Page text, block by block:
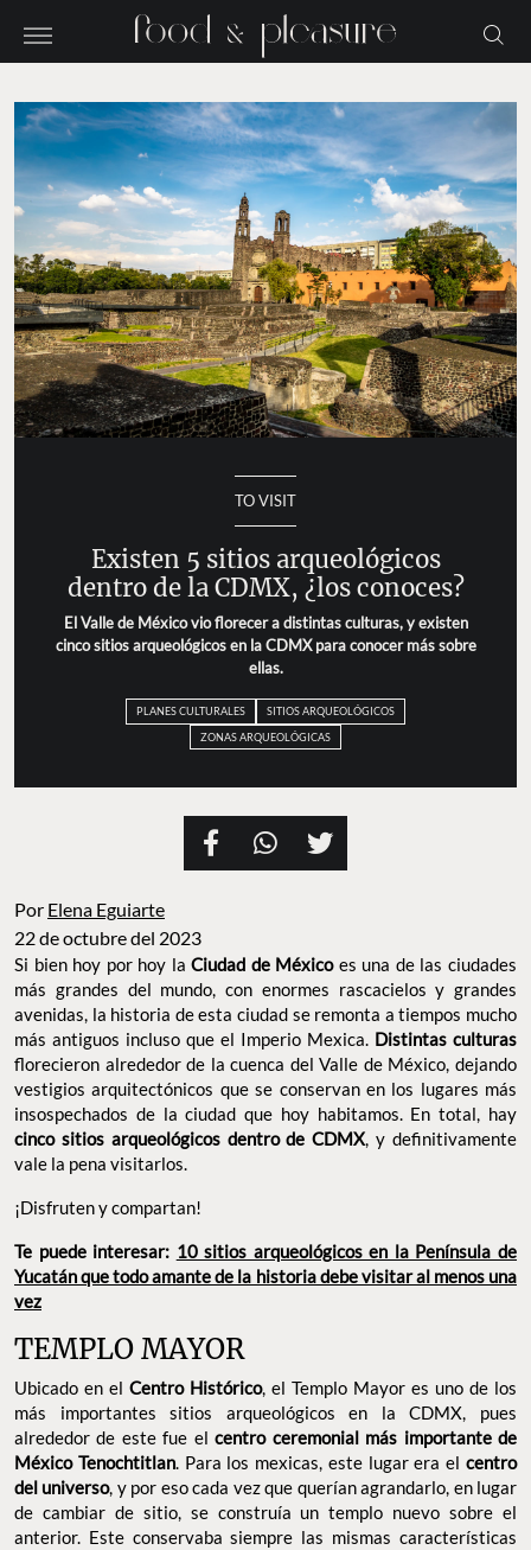
TO VISIT
Existen 5 sitios arqueológicos
dentro de la CDMX, ¿los conoces?
El Valle de México vio florecer a distintas culturas, y existen
cinco sitios arqueológicos en la CDMX para conocer más sobre
ellas.
PLANES CULTURALES
SITIOS ARQUEOLÓGICOS
ZONAS ARQUEOLÓGICAS
Por Elena Eguiarte
22 de octubre del 2023
Si bien hoy por hoy laCiudad de Méxicoes una de las ciudades
más grandes del mundo, con enormes rascacielos y grandes
avenidas, la historia de esta ciudad se remonta a tiempos mucho
más antiguos incluso que el Imperio Mexica. Distintas culturas
florecieron alrededor de la cuenca del Valle de México, dejando
vestigios arquitectónicos que se conservan en los lugares más
insospechados de la ciudad que hoy habitamos. En total, hay
cinco sitios arqueológicos dentro de CDMX, y definitivamente
vale la pena visitarlos.
¡Disfruten y compartan!
Te puede interesar: 10 sitios arqueológicos en la Península de
Yucatán que todo amante de la historia debe visitar al menos una
vez
TEMPLO MAYOR
Ubicado en el Centro Histórico, el Templo Mayor es uno de los
más importantes sitios arqueológicos en la CDMX, pues
alrededor de este fue el centro ceremonial más importante de
México Tenochtitlan. Para los mexicas, este lugar era elcentro
del universo, y por eso cada vez que querían agrandarlo, en lugar
de cambiar de sitio, se construía un templo nuevo sobre el
anterior. Este conservaba siempre las mismas características